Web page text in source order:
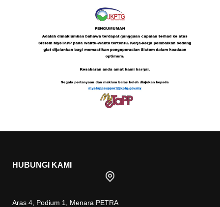
HUBUNGI KAMI
Aras 4, Podium 1, Menara PETRA